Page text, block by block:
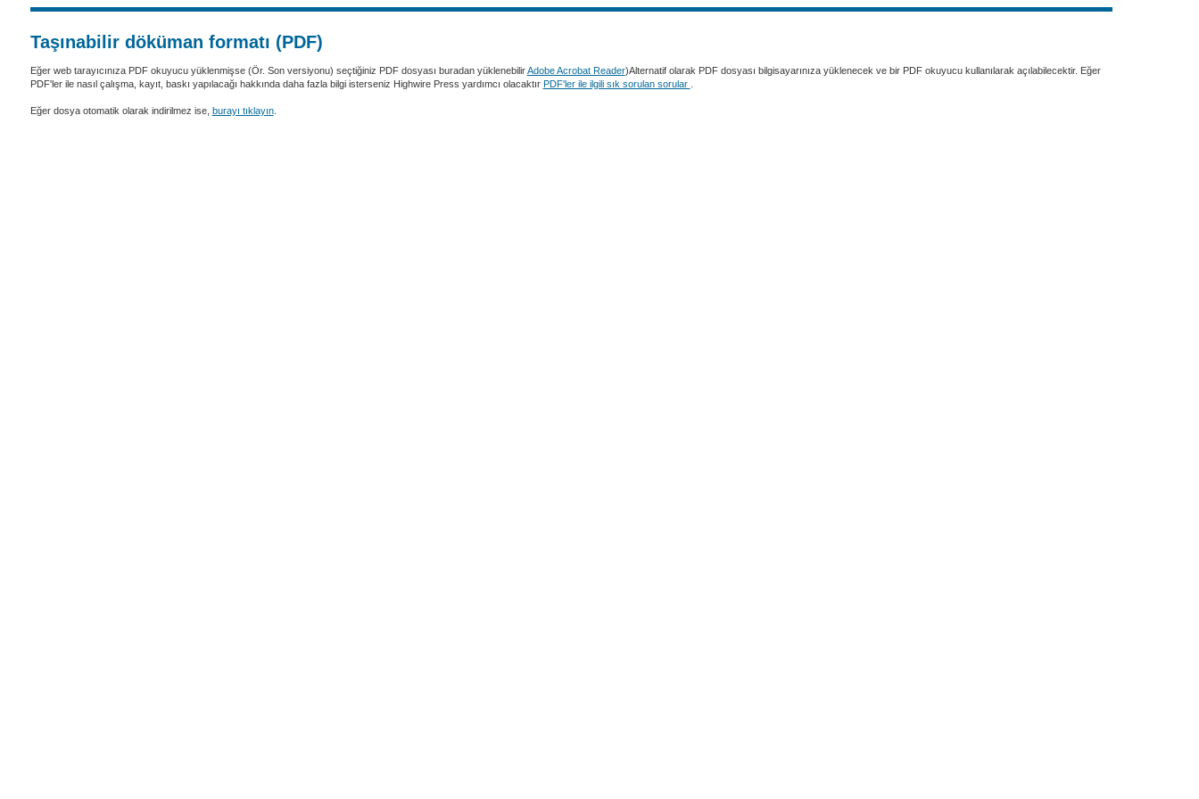
Taşınabilir döküman formatı (PDF)
Eğer web tarayıcınıza PDF okuyucu yüklenmişse (Ör. Son versiyonu) seçtiğiniz PDF dosyası buradan yüklenebilirAdobe Acrobat Reader)Alternatif olarak PDF dosyası bilgisayarınıza yüklenecek ve bir PDF okuyucu kullanılarak açılabilecektir. Eğer
PDF'ler ile nasıl çalışma, kayıt, baskı yapılacağı hakkında daha fazla bilgi isterseniz Highwire Press yardımcı olacaktır PDF'ler ile ilgili sık sorulan sorular
Eğer dosya otomatik olarak indirilmez ise, burayı tıklayın.